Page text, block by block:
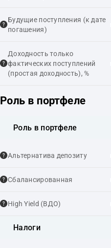
Будущие поступления (к дате
погашения)
Доходность только
фактических поступлений
(простая доходность), %
Роль в портфеле
Роль в портфеле
Альтернатива депозиту
Сбалансированная
High Yield (ВДО)
Налоги